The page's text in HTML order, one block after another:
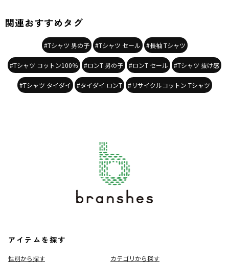
関連おすすめタグ
#Tシャツ 男の子 #Tシャツ セール #長袖 Tシャツ
#Tシャツ コットン100％ #ロンT 男の子 #ロンT セール #Tシャツ 抜け感
#Tシャツ タイダイ #タイダイ ロンT #リサイクルコットン Tシャツ
アイテムを探す
性別から探す
カテゴリから探す